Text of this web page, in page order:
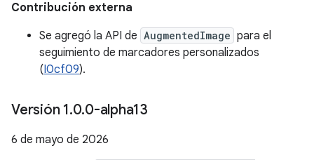
Contribución externa
Se agregó la API de AugmentedImage para el
seguimiento de marcadores personalizados
(I0cf09).
Versión 1.0.0-alpha13
6 de mayo de 2026